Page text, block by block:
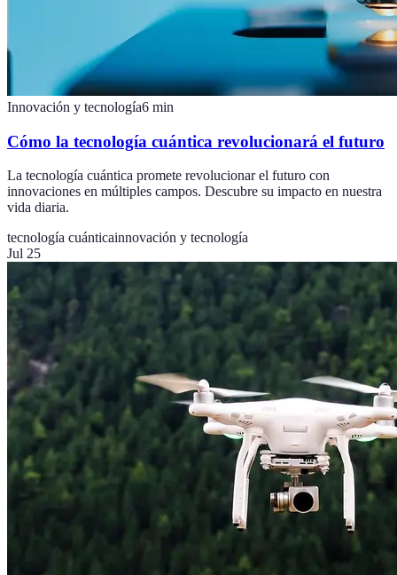
Innovación y tecnología6 min
Cómo la tecnología cuántica revolucionará el futuro
La tecnología cuántica promete revolucionar el futuro con
innovaciones en múltiples campos. Descubre su impacto en nuestra
vida diaria.
tecnología cuánticainnovación y tecnología
Jul 25